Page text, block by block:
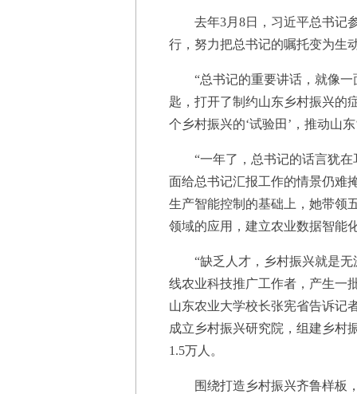
去年3月8日，习近平总书记参
行，努力把总书记的嘱托变为生
“总书记的重要讲话，就像一
匙，打开了制约山东乡村振兴的
个乡村振兴的‘试验田’，推动山
“一年了，总书记的话言犹在
面给总书记汇报工作的情景仍难
生产智能控制的基础上，她带领
领域的应用，建立农业数据智能
“缺乏人才，乡村振兴就是无
线农业科技推广工作者，产生一
山东农业大学校长张宪省告诉记
成立乡村振兴研究院，组建乡村
1.5万人。
围绕打造乡村振兴齐鲁样板，